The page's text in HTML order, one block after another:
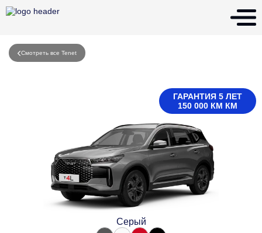
Смотреть все Tenet
ГАРАНТИЯ 5 ЛЕТ
150 000 КМ КМ
Серый